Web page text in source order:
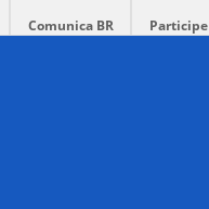
Comunica BR Participe